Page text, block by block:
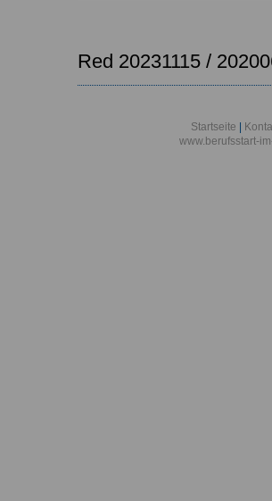
Red 20231115 /
Startseite
www.berufsstart-